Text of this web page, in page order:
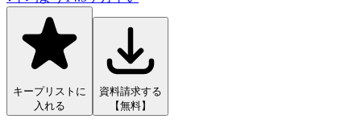
キープリストに
入れる
資料請求する
【無料】